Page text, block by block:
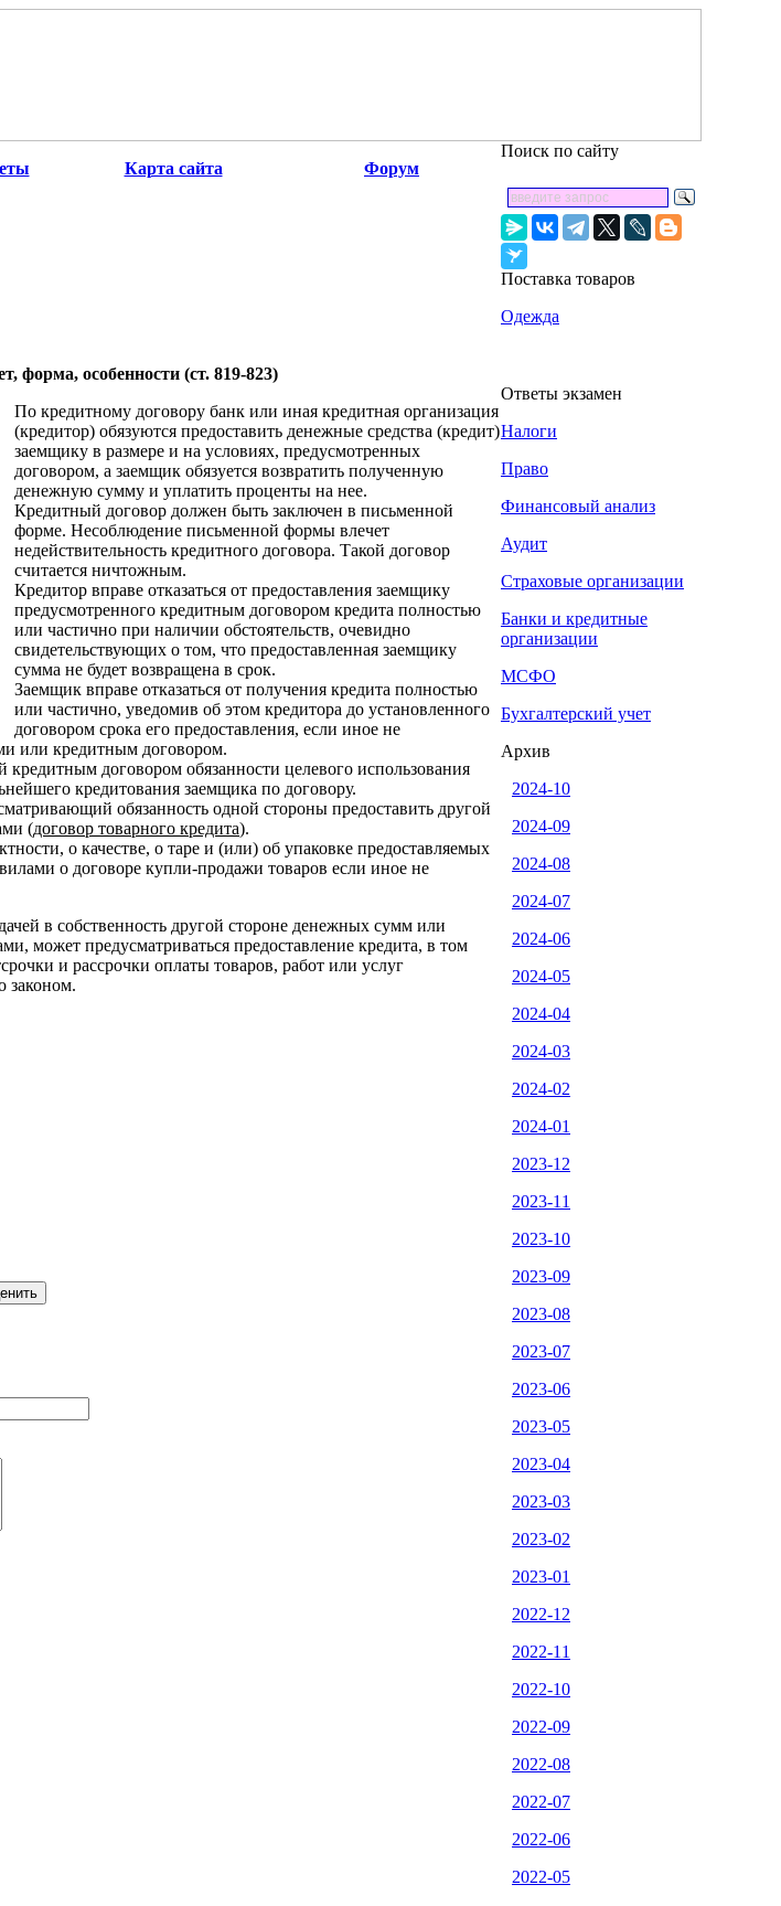
Карта сайта Форум
форма, особенности (ст. 819-823)
По кредитному договору банк или иная кредитная организация
(кредитор) обязуются предоставить денежные средства (кредит)
заемщику в размере и на условиях, предусмотренных
договором, а заемщик обязуется возвратить полученную
денежную сумму и уплатить проценты на нее.
Кредитный договор должен быть заключен в письменной
форме. Несоблюдение письменной формы влечет
недействительность кредитного договора. Такой договор
считается ничтожным.
Кредитор вправе отказаться от предоставления заемщику
предусмотренного кредитным договором кредита полностью
или частично при наличии обстоятельств, очевидно
свидетельствующих о том, что предоставленная заемщику
сумма не будет возвращена в срок.
Заемщик вправе отказаться от получения кредита полностью
или частично, уведомив об этом кредитора до установленного
договором срока его предоставления, если иное не
или кредитным договором.
договором обязанности целевого использования
кредитования заемщика по договору.
обязанность одной стороны предоставить другой
(договор товарного кредита).
о качестве, о таре и (или) об упаковке предоставляемых
о договоре купли-продажи товаров если иное не
в собственность другой стороне денежных сумм или
может предусматриваться предоставление кредита, в том
и рассрочки оплаты товаров, работ или услуг
законом.
Поиск по сайту
Поставка товаров
Одежда
Ответы экзамен
Налоги
Право
Финансовый анализ
Аудит
Страховые организации
Банки и кредитные
организации
МСФО
Бухгалтерский учет
Архив
2024-10
2024-09
2024-08
2024-07
2024-06
2024-05
2024-04
2024-03
2024-02
2024-01
2023-12
2023-11
2023-10
2023-09
2023-08
2023-07
2023-06
2023-05
2023-04
2023-03
2023-02
2023-01
2022-12
2022-11
2022-10
2022-09
2022-08
2022-07
2022-06
2022-05